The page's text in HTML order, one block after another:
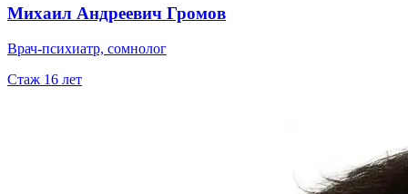
Михаил Андреевич Громов
Врач-психиатр, сомнолог
Стаж 16 лет